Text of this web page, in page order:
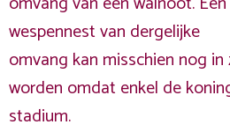
wespennest van dergelijke
omvang kan misschien nog
worden omdat enkel de
stadium.